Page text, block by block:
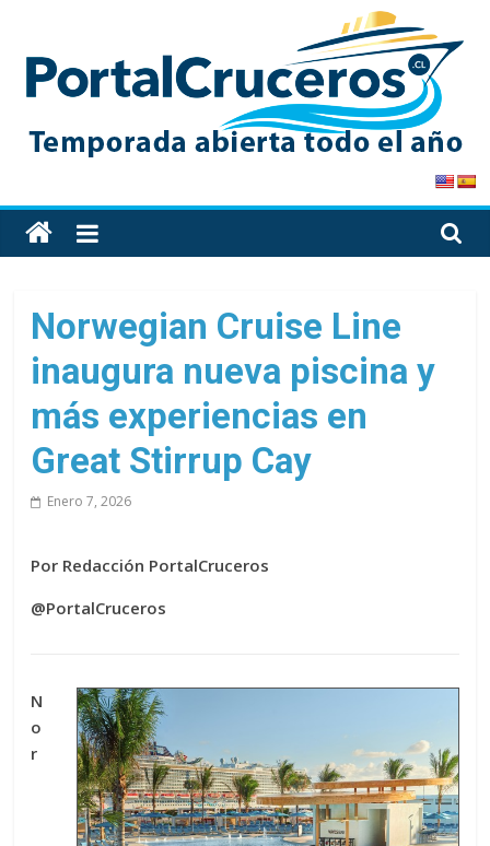
content
PortalCruceros
Toda
la
de
cruceros
en
un
solo
sitio
Norwegian Cruise Line
inaugura nueva piscina y
más experiencias en
Great Stirrup Cay
Enero 7, 2026
Por Redacción PortalCruceros
@PortalCruceros
N
o
r